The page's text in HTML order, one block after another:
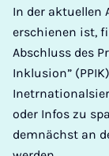
In der aktuellen
erschienen ist,
Abschluss des
Inklusion”
oder Infos zu
demnächst an